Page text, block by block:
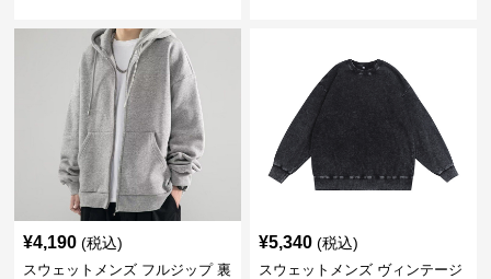
¥4,190 (税込)
スウェットメンズ フルジップ 裏
¥5,340 (税込)
スウェットメンズ ヴィンテージ